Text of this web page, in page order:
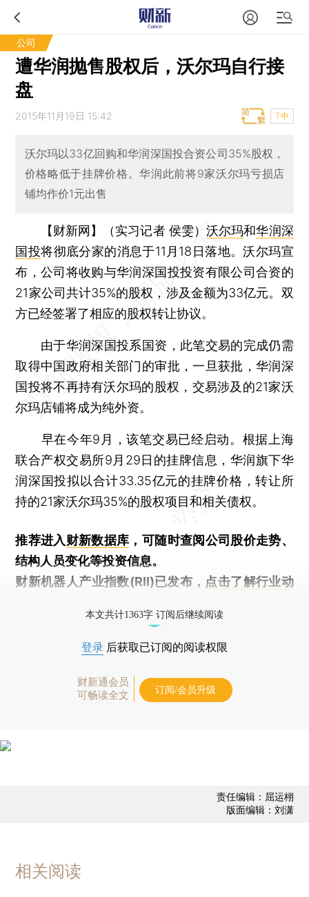
公司
遭华润抛售股权后，沃尔玛自行接
盘
2015年11月19日 15:42 T中
沃尔玛以33亿回购和华润深国投合资公司35%股权，
价格略低于挂牌价格。华润此前将9家沃尔玛亏损店
铺均作价1元出售
【财新网】（实习记者 侯雯）沃尔玛和华润深
国投将彻底分家的消息于11月18日落地。沃尔玛宣
布，公司将收购与华润深国投投资有限公司合资的
21家公司共计35%的股权，涉及金额为33亿元。双
方已经签署了相应的股权转让协议。
由于华润深国投系国资，此笔交易的完成仍需
取得中国政府相关部门的审批，一旦获批，华润深
国投将不再持有沃尔玛的股权，交易涉及的21家沃
尔玛店铺将成为纯外资。
早在今年9月，该笔交易已经启动。根据上海
联合产权交易所9月29日的挂牌信息，华润旗下华
润深国投拟以合计33.35亿元的挂牌价格，转让所
持的21家沃尔玛35%的股权项目和相关债权。
推荐进入财新数据库 ，可随时查阅公司股价走势、
结构人员变化等投资信息。
财新机器人产业指数(RII)已发布， 点击了解行业动
本文共计1363字 订阅后继续阅读
登录 后获取已订阅的阅读权限
财新通会员
可畅读全文
订阅/会员升级
责任编辑：屈运栩
版面编辑：刘潇
相关阅读